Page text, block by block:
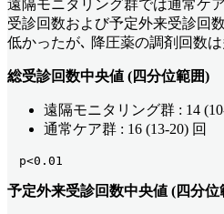
遠隔モニタリング群では通常ケ
受診回数および予定外来受診回
低かったが､ 降圧薬の調剤回数は
総受診回数中央値 (四分位範囲)
遠隔モニタリング群 : 14
通常ケア群 : 16 (13-20) 回
p<0.01
予定外来受診回数中央値 (四分位